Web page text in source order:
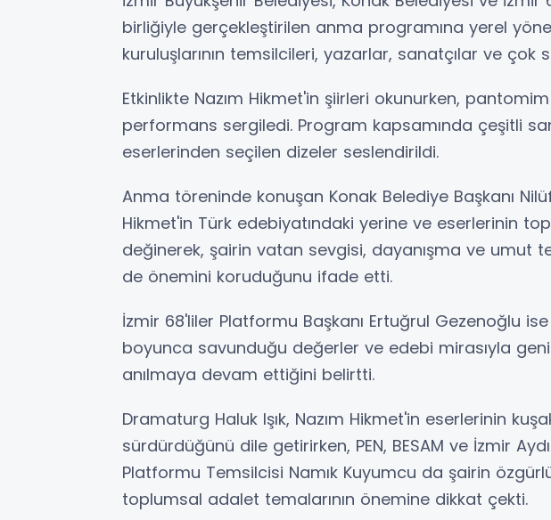
birliğiyle gerçekleştirilen anma programına yerel
kuruluşlarının temsilcileri, yazarlar, sanatçılar ve çok
Etkinlikte Nazım Hikmet'in şiirleri okunurken, pantomim
performans sergiledi. Program kapsamında çeşitli
eserlerinden seçilen dizeler seslendirildi.
Anma töreninde konuşan Konak Belediye Başkanı
Hikmet'in Türk edebiyatındaki yerine ve eserlerinin
değinerek, şairin vatan sevgisi, dayanışma ve umut
de önemini koruduğunu ifade etti.
İzmir 68'liler Platformu Başkanı Ertuğrul Gezenoğlu ise
boyunca savunduğu değerler ve edebi mirasıyla
anılmaya devam ettiğini belirtti.
Dramaturg Haluk Işık, Nazım Hikmet'in eserlerinin
sürdürdüğünü dile getirirken, PEN, BESAM ve İzmir
Platformu Temsilcisi Namık Kuyumcu da şairin
toplumsal adalet temalarının önemine dikkat çekti.